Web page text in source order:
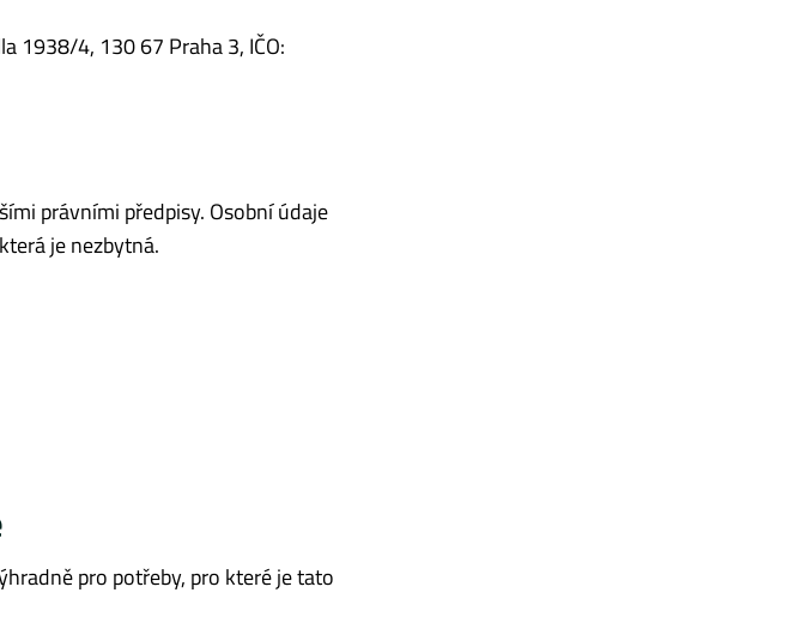
1938/4, 130 67 Praha 3, IČO:
právními předpisy. Osobní údaje
je nezbytná.
pro potřeby, pro které je tato